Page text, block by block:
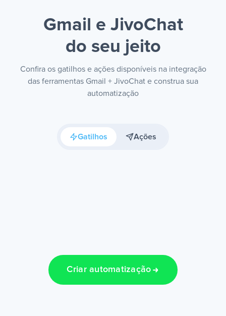
Gmail e JivoChat
do seu jeito
Confira os gatilhos e ações disponíveis na integração
das ferramentas Gmail + JivoChat e construa sua
automatização
Gatilhos Ações
Criar automatização